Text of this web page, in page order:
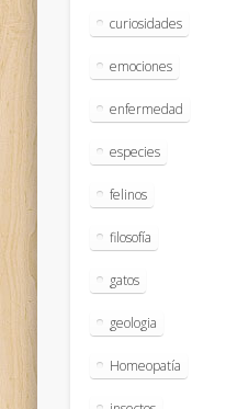
curiosidades
emociones
enfermedad
especies
felinos
filosofía
gatos
geologia
Homeopatía